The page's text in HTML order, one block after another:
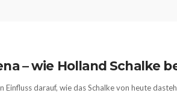
– wie Holland Schalke
darauf, wie das Schalke von heute